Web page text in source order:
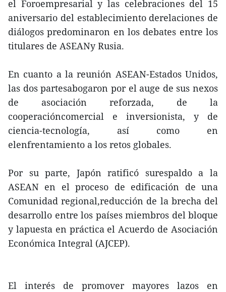
el Foroempresarial y las celebraciones del 15
aniversario del establecimiento derelaciones de
diálogos predominaron en los debates entre los
titulares de ASEANy Rusia.
En cuanto a la reunión ASEAN-Estados Unidos,
las dos partesabogaron por el auge de sus nexos
de asociación reforzada, de la
cooperacióncomercial e inversionista, y de
ciencia-tecnología, así como en
elenfrentamiento a los retos globales.
Por su parte, Japón ratificó surespaldo a la
ASEAN en el proceso de edificación de una
Comunidad regional,reducción de la brecha del
desarrollo entre los países miembros del bloque
y lapuesta en práctica el Acuerdo de Asociación
Económica Integral (AJCEP).
El interés de promover mayores lazos en